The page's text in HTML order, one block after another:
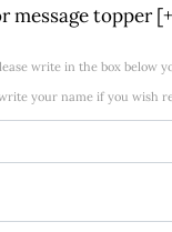
message topper
write in the box below
your name if you wish